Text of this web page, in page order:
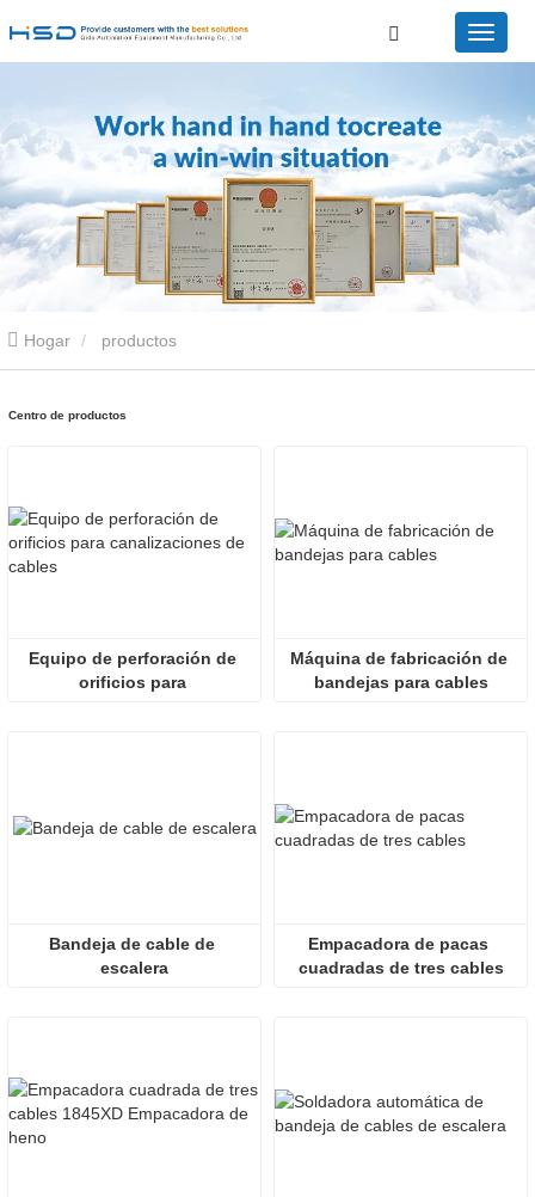
Hogar productos
Centro de productos
Equipo de perforación de
orificios para
Máquina de fabricación de
bandejas para cables
Bandeja de cable de
escalera
Empacadora de pacas
cuadradas de tres cables